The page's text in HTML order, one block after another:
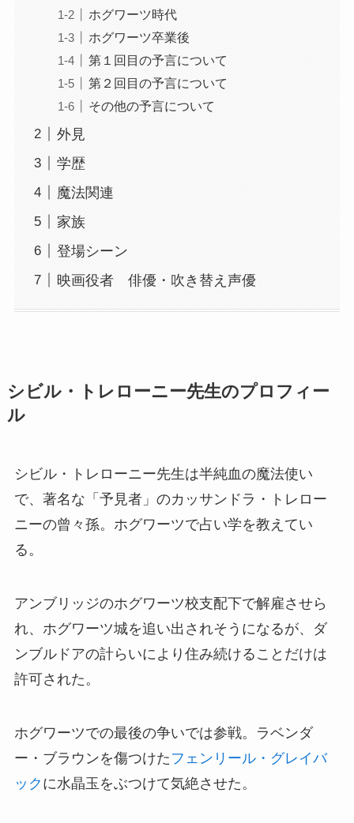
ホグワーツ時代
ホグワーツ卒業後
第１回目の予言について
第２回目の予言について
その他の予言について
外見
学歴
魔法関連
家族
登場シーン
映画役者 俳優・吹き替え声優
シビル・トレローニー先生のプロフィー
ル
シビル・トレローニー先生は半純血の魔法使い
で、著名な「予見者」のカッサンドラ・トレロー
ニーの曾々孫。ホグワーツで占い学を教えてい
る。
アンブリッジのホグワーツ校支配下で解雇させら
れ、ホグワーツ城を追い出されそうになるが、ダ
ンブルドアの計らいにより住み続けることだけは
許可された。
ホグワーツでの最後の争いでは参戦。ラベンダ
ー・ブラウンを傷つけた フェンリール・グレイバ
ック に水晶玉をぶつけて気絶させた。